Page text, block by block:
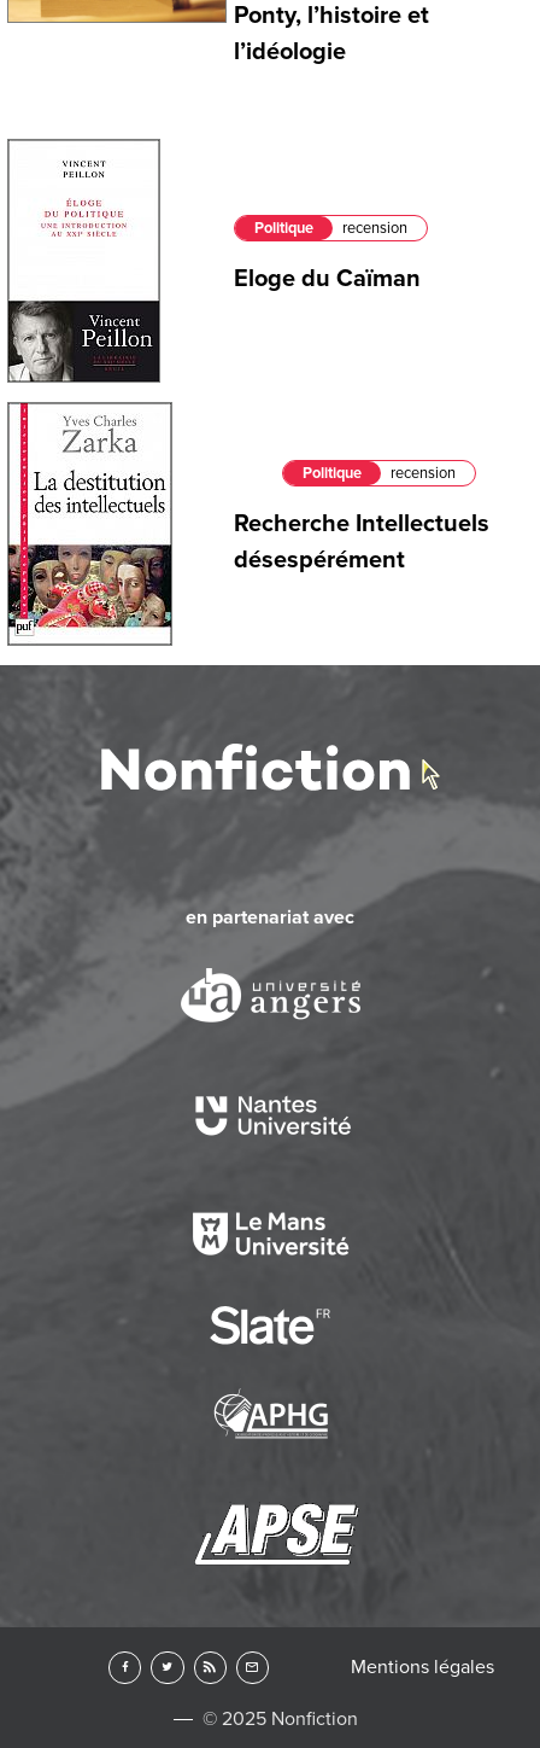
Ponty, l’histoire et
l’idéologie
Politique recension
Eloge du Caïman
Politique recension
Recherche Intellectuels
désespérément
en partenariat avec
© 2025 Nonfiction
Mentions légales